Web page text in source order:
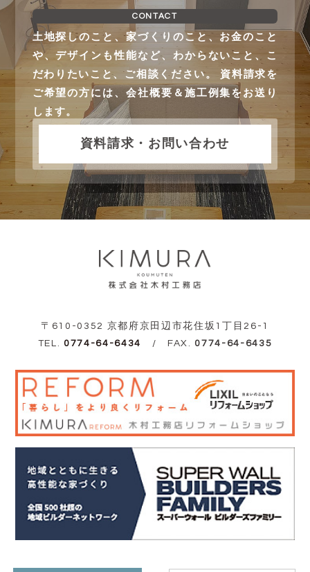
CONTACT
土地探しのこと、家づくりのこと、お金のこと
や、デザインも性能など、わからないこと、こ
だわりたいこと、ご相談ください。 資料請求を
ご希望の方には、会社概要＆施工例集をお送り
します。
資料請求・お問い合わせ
〒610-0352 京都府京田辺市花住坂1丁目26-1
TEL. 0774-64-6434 / FAX. 0774-64-6435